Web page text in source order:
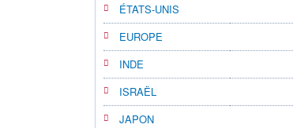
ÉTATS-UNIS
EUROPE
INDE
ISRAËL
JAPON